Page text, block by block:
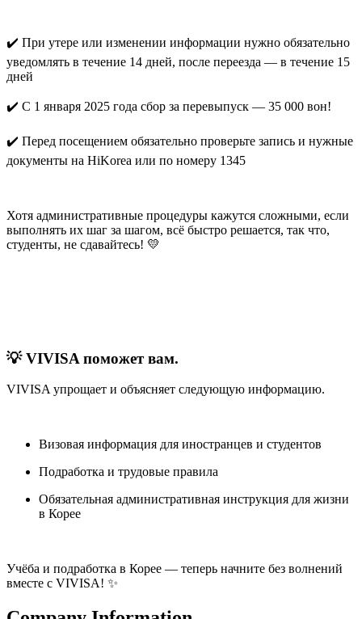
✔️ При утере или изменении информации нужно обязательно
уведомлять в течение 14 дней, после переезда — в течение 15
дней
✔️ С 1 января 2025 года сбор за перевыпуск — 35 000 вон!
✔️ Перед посещением обязательно проверьте запись и нужные
документы на HiKorea или по номеру 1345
Хотя административные процедуры кажутся сложными, если
выполнять их шаг за шагом, всё быстро решается, так что,
студенты, не сдавайтесь! 💛
💡 VIVISA поможет вам.
VIVISA упрощает и объясняет следующую информацию.
Визовая информация для иностранцев и студентов
Подработка и трудовые правила
Обязательная административная инструкция для жизни
в Корее
Учёба и подработка в Корее — теперь начните без волнений
вместе с VIVISA! ✨